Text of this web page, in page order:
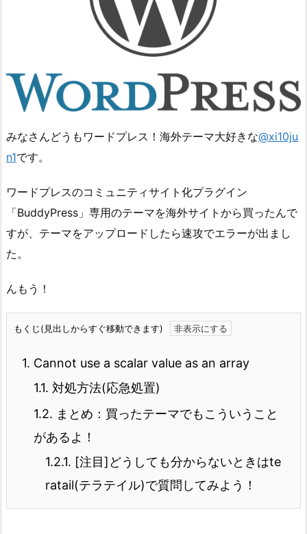
みなさんどうもワードプレス！海外テーマ大好きな@xi10ju
n1です。
ワードプレスのコミュニティサイト化プラグイン
「BuddyPress」専用のテーマを海外サイトから買ったんで
すが、テーマをアップロードしたら速攻でエラーが出まし
た。
んもう！
もくじ(見出しからすぐ移動できます)
1. Cannot use a scalar value as an array
1.1. 対処方法(応急処置)
1.2. まとめ：買ったテーマでもこういうこと
があるよ！
1.2.1. [注目]どうしても分からないときはte
ratail(テラテイル)で質問してみよう！